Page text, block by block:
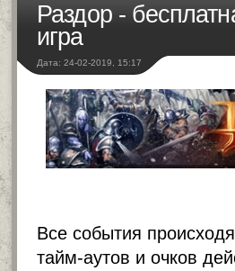
Раздор -
игра
Дата: 24-02-2019, 15:17
Все события
тайм-аутов и очков